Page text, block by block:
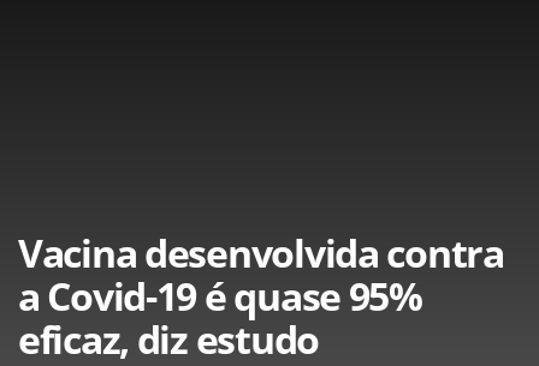
Vacina desenvolvida contra
a Covid-19 é quase 95%
eficaz, diz estudo